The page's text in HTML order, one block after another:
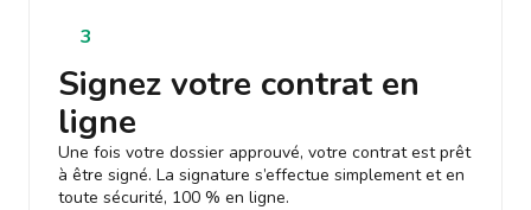
3
Signez votre contrat en
ligne
Une fois votre dossier approuvé, votre contrat est prêt
à être signé. La signature s’effectue simplement et en
toute sécurité, 100 % en ligne.